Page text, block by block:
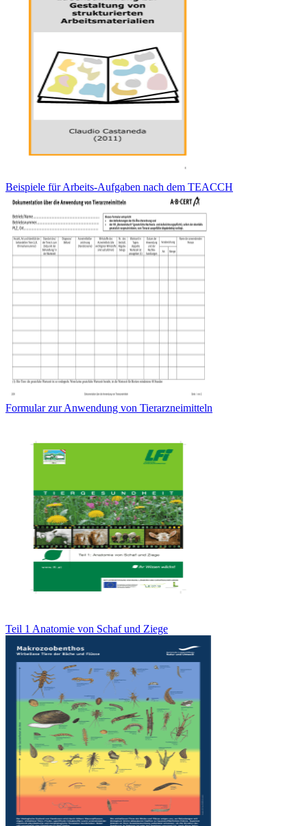
Beispiele für Arbeits-Aufgaben nach dem TEACCH
Formular zur Anwendung von Tierarzneimitteln
Teil 1 Anatomie von Schaf und Ziege